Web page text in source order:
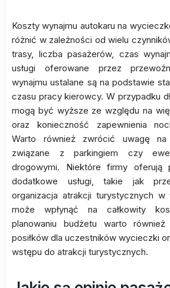
Koszty wynajmu autokaru na
różnić w zależności od wielu
trasy, liczba pasażerów, czas
usługi oferowane przez
wynajmu ustalane są na podstawie
czasu pracy kierowcy. W przypadku
mogą być wyższe ze względu na
oraz konieczność zapewnienia
Warto również zwrócić uwagę na
związane z parkingiem czy
drogowymi. Niektóre firmy oferują
dodatkowe usługi, takie jak
organizacja atrakcji turystycznych
może wpłynąć na całkowity
planowaniu budżetu warto
posiłków dla uczestników wycieczki
wstępu do atrakcji turystycznych.